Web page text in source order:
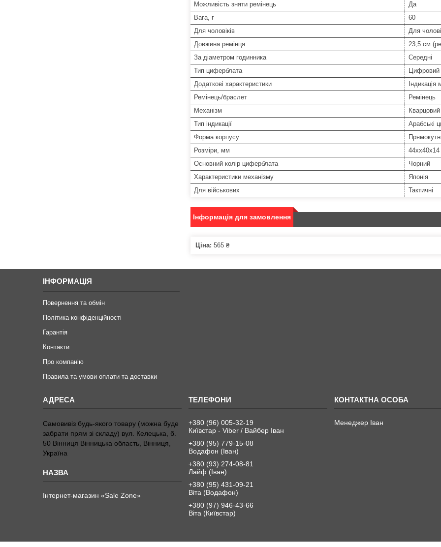
Можливість зняти ремінець
Да
Вага, г
60
Для чоловіків
Для
Довжина ремінця
23,5 см
За діаметром годинника
Середні
Тип циферблата
Цифровий
Додаткові характеристики
Індикація
Ремінець/браслет
Ремінець
Механізм
Кварцовий
Тип індикації
Арабські
Форма корпусу
Розміри, мм
44хх40х14
Основний колір циферблата
Чорний
Характеристики механізму
Японія
Для військових
Тактичні
Інформація для замовлення
Ціна: 565 ₴
ІНФОРМАЦІЯ
Повернення та обмін
Політика конфіденційності
Гарантія
Контакти
Про компанію
Правила та умови оплати та доставки
Самовивіз будь-якого товару (можна буде
забрати прям зі складу) вул. Келецька, б.
50 Вінниця Вінницька область, Вінниця,
Україна
Інтернет-магазин «Sale Zone»
+380 (96) 005-32-19
Київстар - Viber / Вайбер Іван
+380 (95) 779-15-08
Водафон (Іван)
+380 (93) 274-08-81
Лайф (Іван)
+380 (95) 431-09-21
Віта (Водафон)
+380 (97) 946-43-66
Віта (Київстар)
Менеджер Іван